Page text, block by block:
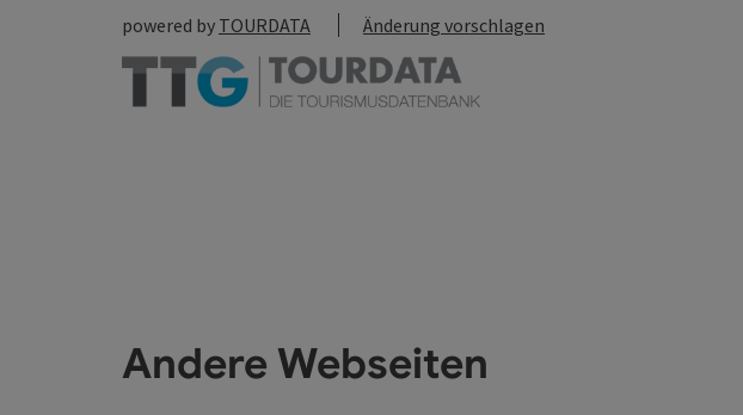
powered by TOURDATA Änderung vorschlagen
Andere Webseiten